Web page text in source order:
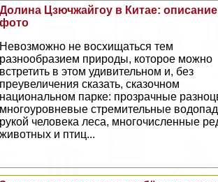
Долина Цзючжайгоу в Китае:
фото
Невозможно не восхищаться тем
разнообразием природы, которое можно
встретить в этом удивительном и, без
преувеличения сказать, сказочном
национальном парке: прозрачные
многоуровневые стремительные
рукой человека леса, многочисленные
животных и птиц...